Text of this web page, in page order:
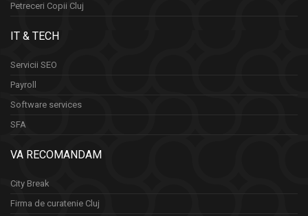
Petreceri Copii Cluj
IT & TECH
Servicii SEO
Payroll
Software services
SFA
VA RECOMANDAM
City Break
Firma de curatenie Cluj